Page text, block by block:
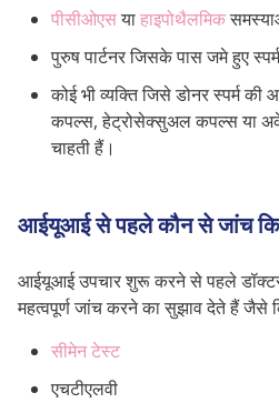
पीसीओएसयाहाइपोथैलमिक
पुरुष पार्टनर जिसके पास जमे हुए
कोई भी व्यक्ति जिसे डोनर स्पर्म
कपल्स, हेट्रोसेक्सुअल कपल्स या
चाहती हैं।
आईयूआई से पहले कौन से जांच
आईयूआई उपचार शुरू करने से पहले
महत्वपूर्ण जांच करने का सुझाव देते हैं जैसे
सीमेन टेस्ट
एचटीएलवी